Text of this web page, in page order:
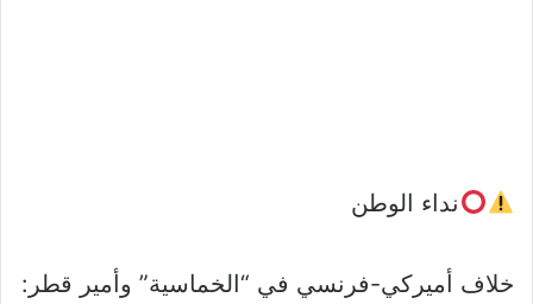
نداء الوطن
خلاف أميركي-فرنسي في “الخماسية” وأمير قطر: